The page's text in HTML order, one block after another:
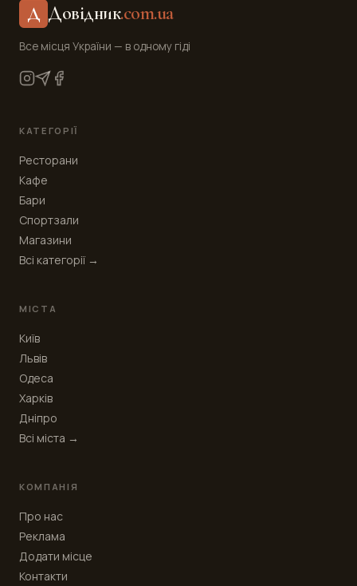
Д Довідник.com.ua
Все місця України — в одному гіді
КАТЕГОРІЇ
Ресторани
Кафе
Бари
Спортзали
Магазини
Всі категорії →
МІСТА
Київ
Львів
Одеса
Харків
Дніпро
Всі міста →
КОМПАНІЯ
Про нас
Реклама
Додати місце
Контакти